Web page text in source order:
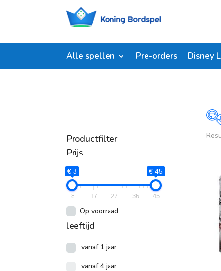
Alle spellen Pre-orders Disney
Productfilter
Prijs
€ 8 € 45
8 17 27 36 45
Op voorraad
leeftijd
vanaf 1 jaar
vanaf 4 jaar